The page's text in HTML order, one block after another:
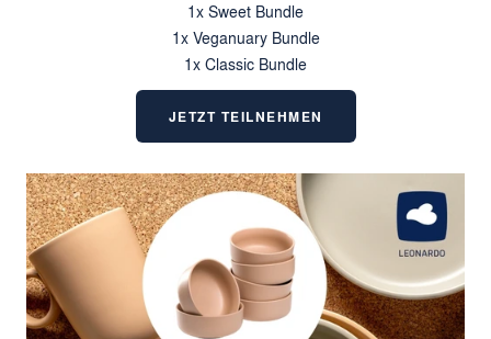
1x Sweet Bundle
1x Veganuary Bundle
1x Classic Bundle
JETZT TEILNEHMEN